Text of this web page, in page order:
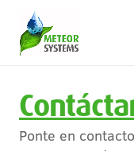
Soluciones en
Ponte en